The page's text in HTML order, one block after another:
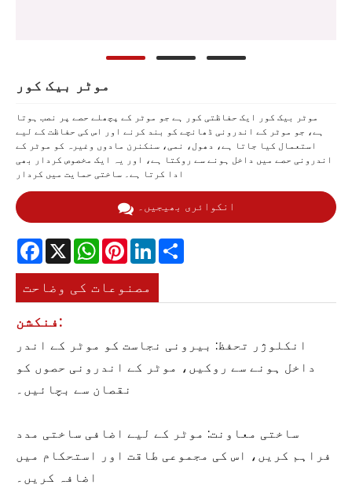
موٹر بیک کور
موٹر بیک کور ایک حفاظتی کور ہے جو موٹر کے پچھلے حصے پر نصب ہوتا
ہے، جو موٹر کے اندرونی ڈھانچے کو بند کرنے اور اس کی حفاظت کے لیے
استعمال کیا جاتا ہے، دھول، نمی، سنکنرن مادوں وغیرہ کو موٹر کے
اندرونی حصے میں داخل ہونے سے روکتا ہے، اور یہ ایک مخصوص کردار بھی
ادا کرتا ہے۔ ساختی حمایت میں کردار
انکوائری بھیجیں۔
Facebook
X WhatsAppPinterestLinkedIn
مصنوعات کی وضاحت
فنکشن:
انکلوژر تحفظ: بیرونی نجاست کو موٹر کے اندر
داخل ہونے سے روکیں، موٹر کے اندرونی حصوں کو
نقصان سے بچائیں۔
ساختی معاونت: موٹر کے لیے اضافی ساختی مدد
فراہم کریں، اس کی مجموعی طاقت اور استحکام میں
اضافہ کریں۔